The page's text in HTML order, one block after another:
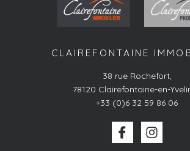
CLAIREFONTAINE
38 rue Rochefort,
78120 Clairefontaine-en-
+33 (0)6 32 59 86 06